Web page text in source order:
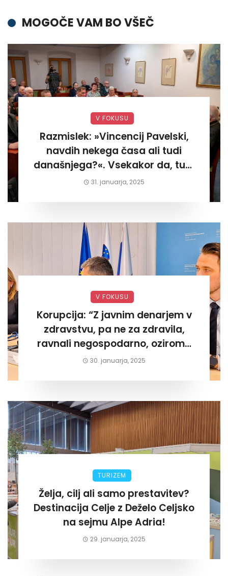
MOGOČE VAM BO VŠEČ
V FOKUSU
Razmislek: »Vincencij Pavelski,
navdih nekega časa ali tudi
današnjega?«. Vsekakor da, tudi
današnjega«
31. januarja, 2025
V FOKUSU
Korupcija: “Z javnim denarjem v
zdravstvu, pa ne za zdravila,
ravnali negospodarno, oziroma
za lastni žep. Tokrat na Žalskem«
30. januarja, 2025
TURIZEM
Želja, cilj ali samo prestavitev?
Destinacija Celje z Deželo Celjsko
na sejmu Alpe Adria!
29. januarja, 2025